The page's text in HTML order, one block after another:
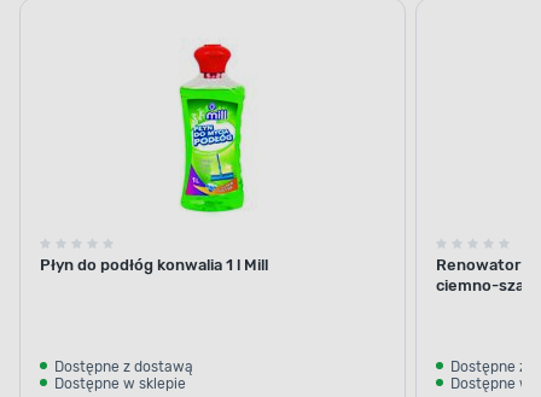
podłóg
Płyn do podłóg konwalia 1 l Mill
Dostępne z dostawą
Dostępne w sklepie
Renowator
ciemno-szary
Dostępne z
Dostępne w